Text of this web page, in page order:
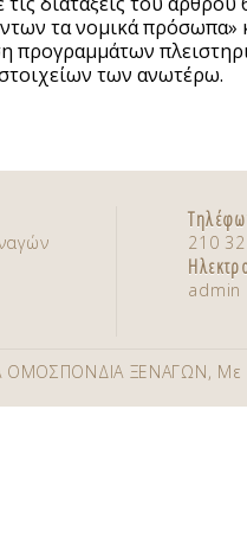
τα νομικά πρόσωπα»
προγραμμάτων
των ανωτέρω.
210
admin
ΟΜΟΣΠΟΝΔΙΑ ΞΕΝΑΓΩΝ,